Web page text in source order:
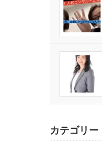
カテゴリー